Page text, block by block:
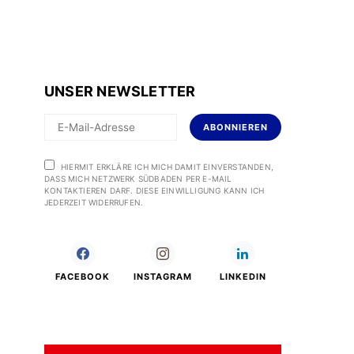
UNSER NEWSLETTER
ABONNIEREN
HIERMIT ERKLÄRE ICH MICH DAMIT EINVERSTANDEN,
DASS MICH NETZWERK SÜDBADEN PER E-MAIL
KONTAKTIEREN DARF. DIESE EINWILLIGUNG KANN ICH
JEDERZEIT WIDERRUFEN.
FACEBOOK INSTAGRAM LINKEDIN